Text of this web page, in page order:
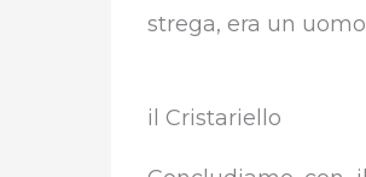
strega, era un
il Cristariello